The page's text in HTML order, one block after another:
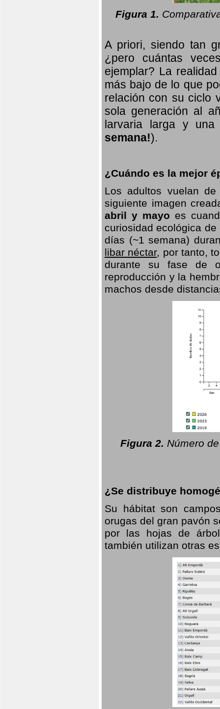
Figura 1.
A priori, siendo tan
¿pero cuántas
ejemplar? La
más bajo de lo que
relación con su ciclo
sola generación al
larvaria largay una
semana!).
¿Cuándo es la mejor
Los adultos vuelan
siguiente imagen
abril y mayo es
curiosidad ecológica
días (~1 semana)
libar néctar, por tanto,
durante su fase de
reproducción y la
machos desde
Figura 2. Número
¿Se distribuye
Su hábitat son
orugas del gran pavón
por las hojas de
también utilizan otras